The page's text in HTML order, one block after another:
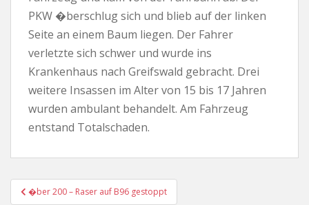
PKW �berschlug sich und blieb auf der linken
Seite an einem Baum liegen. Der Fahrer
verletzte sich schwer und wurde ins
Krankenhaus nach Greifswald gebracht. Drei
weitere Insassen im Alter von 15 bis 17 Jahren
wurden ambulant behandelt. Am Fahrzeug
entstand Totalschaden.
Beitragsnavigation
�ber 200 – Raser auf B96 gestoppt